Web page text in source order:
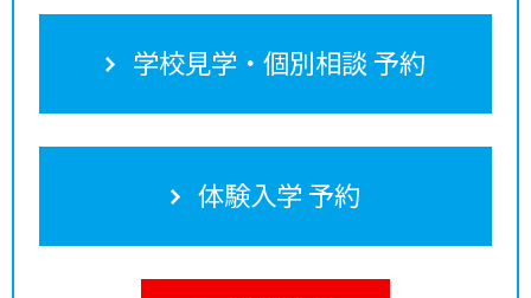
学校見学・個別相談 予約
体験入学 予約